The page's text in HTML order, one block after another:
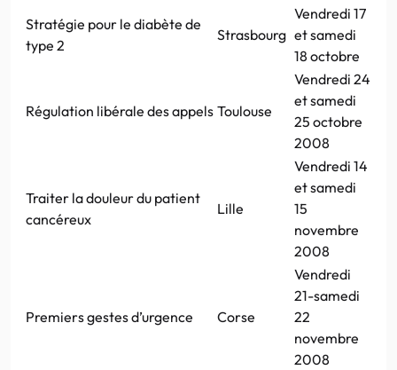
Stratégie pour le diabète de
type 2
Strasbourg
Vendredi 17
et samedi
18 octobre
Régulation libérale des appels Toulouse
Vendredi 24
et samedi
25 octobre
2008
Traiter la douleur du patient
cancéreux
Lille
Vendredi 14
et samedi
15
novembre
2008
Premiers gestes d’urgence Corse
Vendredi
21-samedi
22
novembre
2008